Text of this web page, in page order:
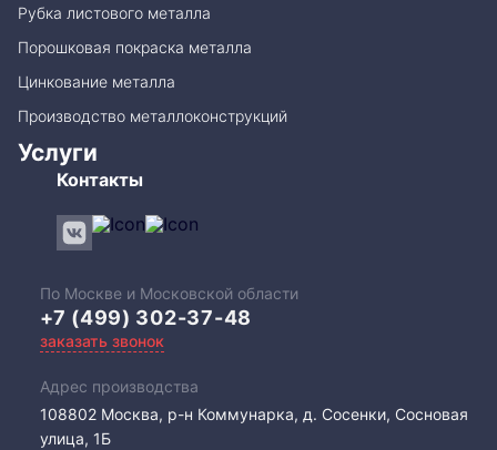
Рубка листового металла
Порошковая покраска металла
Цинкование металла
Производство металлоконструкций
Услуги
Контакты
По Москве и Московской области
+7 (499) 302-37-48
заказать звонок
Адрес производства
108802​ Москва, р-н Коммунарка, д. Сосенки, Сосновая
улица, 1Б